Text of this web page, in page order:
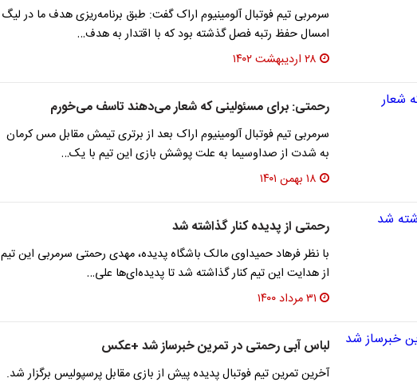
سرمربی تیم فوتبال آلومینیوم اراک گفت: طبق برنامه‌ریزی هدف ما در لیگ
امسال حفظ رتبه فصل گذشته بود که با اقتدار به هدف…
۲۸ اردیبهشت ۱۴۰۲
رحمتی: برای مسئولینی که شعار می‌دهند تاسف می‌خورم
سرمربی تیم فوتبال آلومینیوم اراک بعد از برتری تیمش مقابل مس کرمان
به شدت از صداوسیما به علت پوشش بازی این تیم با یک…
۱۸ بهمن ۱۴۰۱
رحمتی از پدیده کنار گذاشته شد
با نظر فرهاد حمیداوی مالک باشگاه پدیده، مهدی رحمتی سرمربی این تیم
از هدایت این تیم کنار گذاشته شد تا پدیده‌ای‌ها علی…
۳۱ مرداد ۱۴۰۰
لباس آبی رحمتی در تمرین خبرساز شد +عکس
آخرین تمرین تیم فوتبال پدیده پیش از بازی مقابل پرسپولیس برگزار شد.